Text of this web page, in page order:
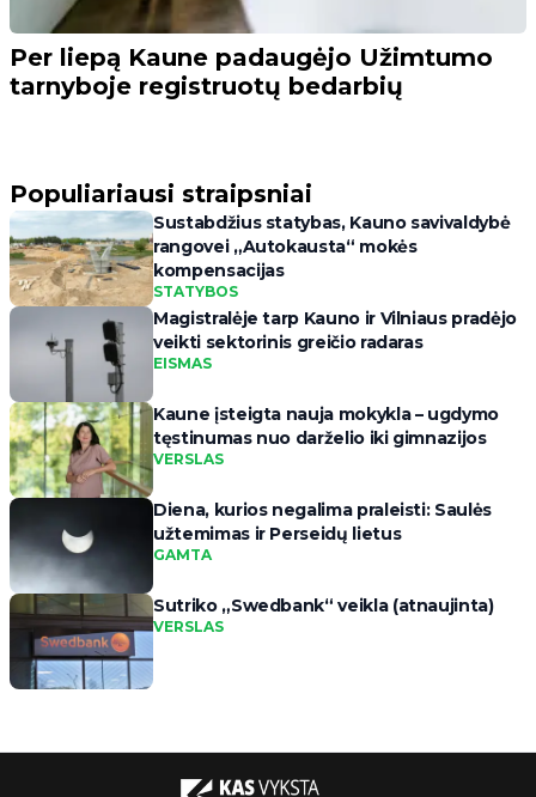
Per liepą Kaune padaugėjo Užimtumo
tarnyboje registruotų bedarbių
Populiariausi straipsniai
Sustabdžius statybas, Kauno savivaldybė
rangovei „Autokausta“ mokės
kompensacijas
STATYBOS
Magistralėje tarp Kauno ir Vilniaus pradėjo
veikti sektorinis greičio radaras
EISMAS
Kaune įsteigta nauja mokykla – ugdymo
tęstinumas nuo darželio iki gimnazijos
VERSLAS
Diena, kurios negalima praleisti: Saulės
užtemimas ir Perseidų lietus
GAMTA
Sutriko „Swedbank“ veikla (atnaujinta)
VERSLAS